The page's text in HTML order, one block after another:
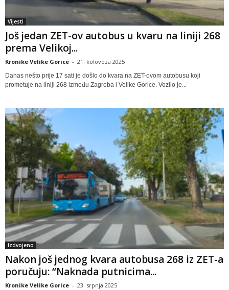
Vijesti
Još jedan ZET-ov autobus u kvaru na liniji 268
prema Velikoj...
Kronike Velike Gorice - 21. kolovoza 2025
Danas nešto prije 17 sati je došlo do kvara na ZET-ovom autobusu koji
prometuje na liniji 268 između Zagreba i Velike Gorice. Vozilo je...
Izdvojeno
Nakon još jednog kvara autobusa 268 iz ZET-a
poručuju: “Naknada putnicima...
Kronike Velike Gorice - 23. srpnja 2025